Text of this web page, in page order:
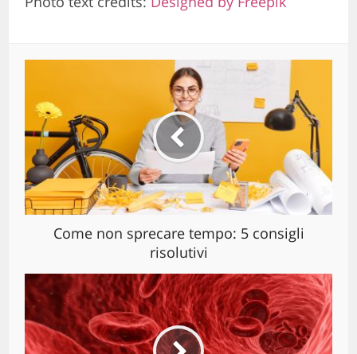
Come non sprecare tempo: 5 consigli
risolutivi